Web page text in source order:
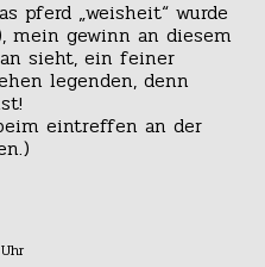
pferd „weisheit“ wurde
mein gewinn an diesem
sieht, ein feiner
legenden, denn
eintreffen an der